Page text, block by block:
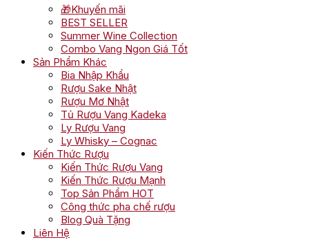
🎁Khuyến mãi
BEST SELLER
Summer Wine Collection
Combo Vang Ngon Giá Tốt
Sản Phẩm Khác
Bia Nhập Khẩu
Rượu Sake Nhật
Rượu Mơ Nhật
Tủ Rượu Vang Kadeka
Ly Rượu Vang
Ly Whisky – Cognac
Kiến Thức Rượu
Kiến Thức Rượu Vang
Kiến Thức Rượu Mạnh
Top Sản Phẩm HOT
Công thức pha chế rượu
Blog Quà Tặng
Liên Hệ